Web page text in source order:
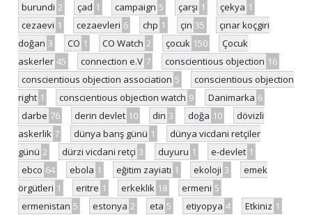
burundi 2 çad 1 campaign 5 çarşı 1 çekya 1
cezaevi 1 cezaevleri 6 chp 1 çin 35
çınar koçgiri
doğan 3 CO 1 CO Watch 2 çocuk 150
Çocuk
askerler 45 connection e.V 7 conscientious objection 16
conscientious objection association 5
conscientious objection
right 1 conscientious objection watch 9 Danimarka 6
darbe 76 derin devlet 10 din 3 doğa 10
dövizli
askerlik 7 dünya barış günü 1
dünya vicdani retçiler
günü 2 dürzi vicdani retçi 3 duyuru 1 e-devlet 1
ebco 64 ebola 1 eğitim zayiatı 1 ekoloji 3
emek
örgütleri 1 eritre 1 erkeklik 18 ermeni 5
ermenistan 5 estonya 2 eta 5 etiyopya 4 Etkiniz 1